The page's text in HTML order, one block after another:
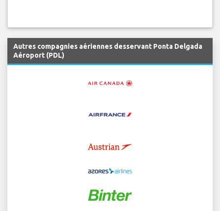
Autres compagnies aériennes desservant Ponta Delgada
Aéroport (PDL)